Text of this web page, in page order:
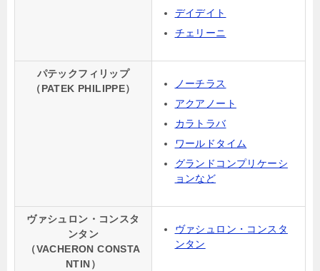
デイデイト
チェリーニ
パテックフィリップ
（PATEK PHILIPPE）
ノーチラス
アクアノート
カラトラバ
ワールドタイム
グランドコンプリケーシ
ョンなど
ヴァシュロン・コンスタ
ンタン
（VACHERON CONSTA
NTIN）
ヴァシュロン・コンスタ
ンタン